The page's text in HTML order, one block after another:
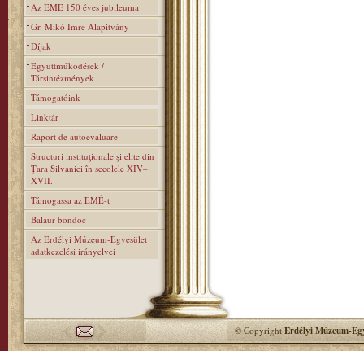
Az EME 150 éves jubileuma
Gr. Mikó Imre Alapitvány
Díjak
Együttműködések /
Társintézmények
Támogatóink
Linktár
Raport de autoevaluare
Structuri instituţionale şi elite din
Ţara Silvaniei în secolele XIV–
XVII.
Támogassa az EMÉ-t
Balaur bondoc
Az Erdélyi Múzeum-Egyesület
adatkezelési irányelvei
© CopyrightErdélyi Múzeum-